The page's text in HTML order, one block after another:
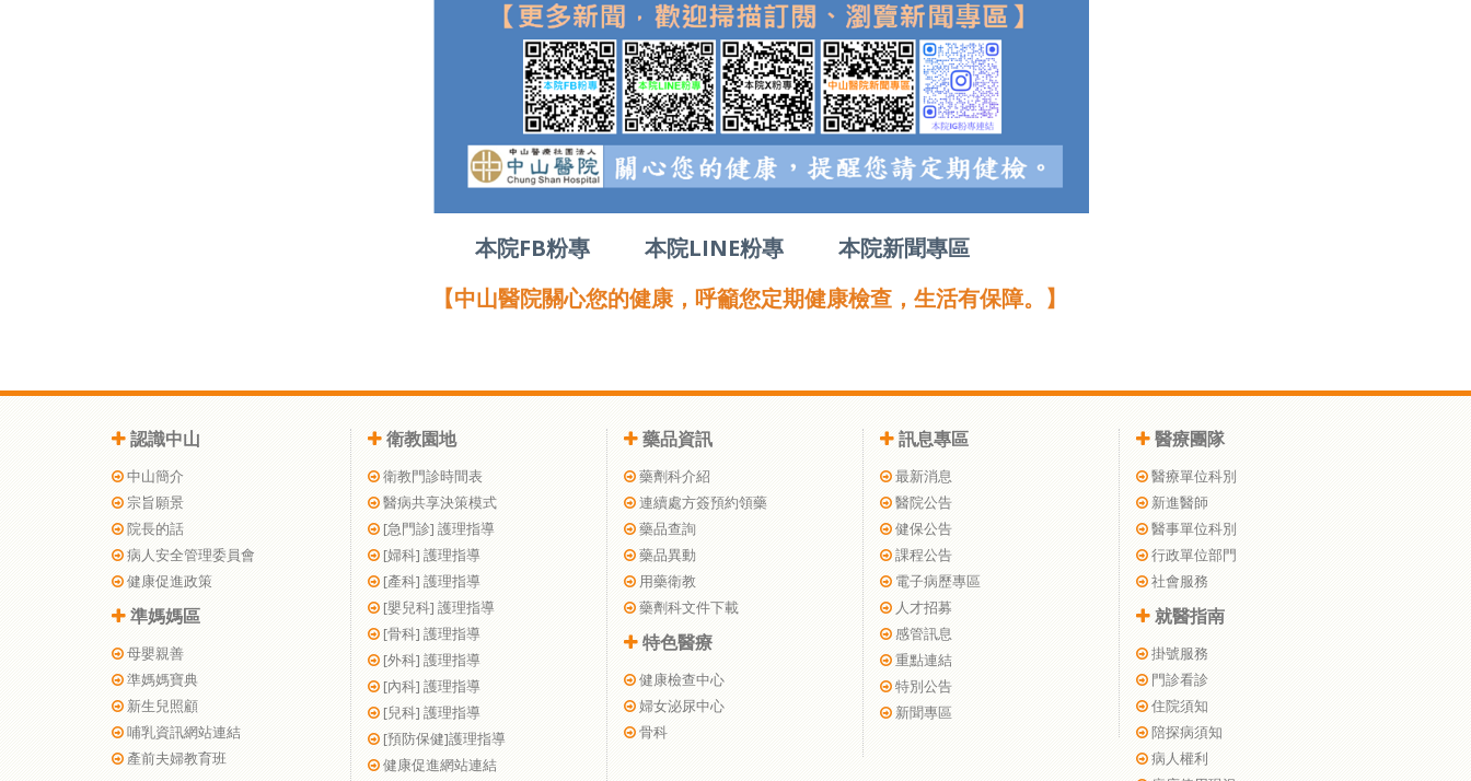
本院FB粉專 本院LINE粉專
本院新聞專區
【中山醫院關心您的健康，呼籲您定期健康檢查，生活有保障。】
認識中山
中山簡介
宗旨願景
院長的話
病人安全管理委員會
健康促進政策
準媽媽區
母嬰親善
準媽媽寶典
新生兒照顧
哺乳資訊網站連結
產前夫婦教育班
衛教園地
衛教門診時間表
醫病共享決策模式
[急門診] 護理指導
[婦科] 護理指導
[產科] 護理指導
[嬰兒科] 護理指導
[骨科] 護理指導
[外科] 護理指導
[內科] 護理指導
[兒科] 護理指導
[預防保健]護理指導
健康促進網站連結
藥品資訊
藥劑科介紹
連續處方簽預約領藥
藥品查詢
藥品異動
用藥衛教
藥劑科文件下載
特色醫療
健康檢查中心
婦女泌尿中心
骨科
訊息專區
最新消息
醫院公告
健保公告
課程公告
電子病歷專區
人才招募
感管訊息
重點連結
特別公告
新聞專區
醫療團隊
醫療單位科別
新進醫師
醫事單位科別
行政單位部門
社會服務
就醫指南
掛號服務
門診看診
住院須知
陪探病須知
病人權利